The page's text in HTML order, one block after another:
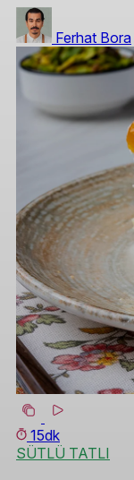
Ferhat Bora
15dk
SÜTLÜ TATLI